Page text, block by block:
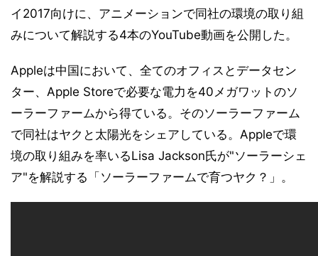
イ2017向けに、アニメーションで同社の環境の取り組
みについて解説する4本のYouTube動画を公開した。
Appleは中国において、全てのオフィスとデータセン
ター、Apple Storeで必要な電力を40メガワットのソ
ーラーファームから得ている。そのソーラーファーム
で同社はヤクと太陽光をシェアしている。Appleで環
境の取り組みを率いるLisa Jackson氏が"ソーラーシェ
ア"を解説する「ソーラーファームで育つヤク？」。